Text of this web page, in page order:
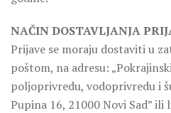
NAČIN DOSTAVLJANJA
Prijave se moraju dostaviti u
poštom, na adresu:
poljoprivredu, vodoprivredu i
Pupina 16, 21000 Novi Sad” ili